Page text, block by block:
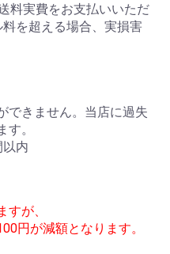
料実費をお支払いいただ
を超える場合、実損害
できません。当店に過失
。
内
が、
円が減額となります。